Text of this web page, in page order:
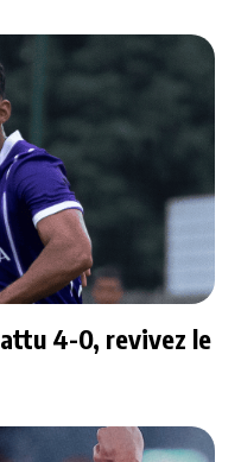
4-0, revivez le